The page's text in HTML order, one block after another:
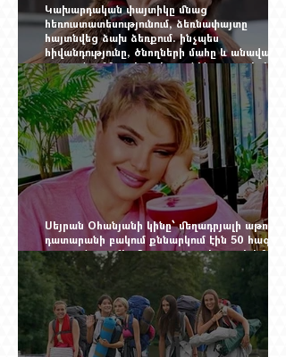
Կախարդական փայտիկը մնաց
հեռուստատեսությունում, ձեռնափայտը
հայտնվեց ձախ ձեռքում. ինչպես
հիվանդությունը, ծնողների մահը և անավարտ
թատրոնը Հմայակ Հակոբյանին դուրս բերեցին
կադրից
Սեյրան Օհանյանի կինը՝ մեղադրյալի աթոռին.
դատարանի բակում քննարկում էին 50 հազար
դոլարանոց «Հերմես» պայուսակը, դահլիճում՝
625 միլիոն 470 հազար դրամի երկու գործարք